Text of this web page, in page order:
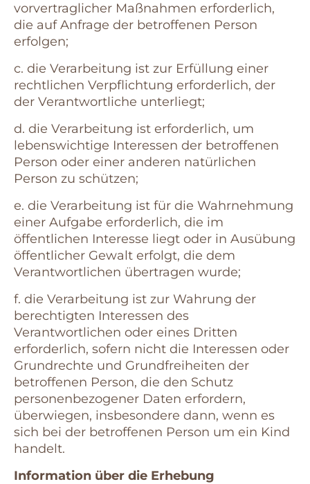
vorvertraglicher Maßnahmen erforderlich,
die auf Anfrage der betroffenen Person
erfolgen;
c. die Verarbeitung ist zur Erfüllung einer
rechtlichen Verpflichtung erforderlich, der
der Verantwortliche unterliegt;
d. die Verarbeitung ist erforderlich, um
lebenswichtige Interessen der betroffenen
Person oder einer anderen natürlichen
Person zu schützen;
e. die Verarbeitung ist für die Wahrnehmung
einer Aufgabe erforderlich, die im
öffentlichen Interesse liegt oder in Ausübung
öffentlicher Gewalt erfolgt, die dem
Verantwortlichen übertragen wurde;
f. die Verarbeitung ist zur Wahrung der
berechtigten Interessen des
Verantwortlichen oder eines Dritten
erforderlich, sofern nicht die Interessen oder
Grundrechte und Grundfreiheiten der
betroffenen Person, die den Schutz
personenbezogener Daten erfordern,
überwiegen, insbesondere dann, wenn es
sich bei der betroffenen Person um ein Kind
handelt.
Information über die Erhebung